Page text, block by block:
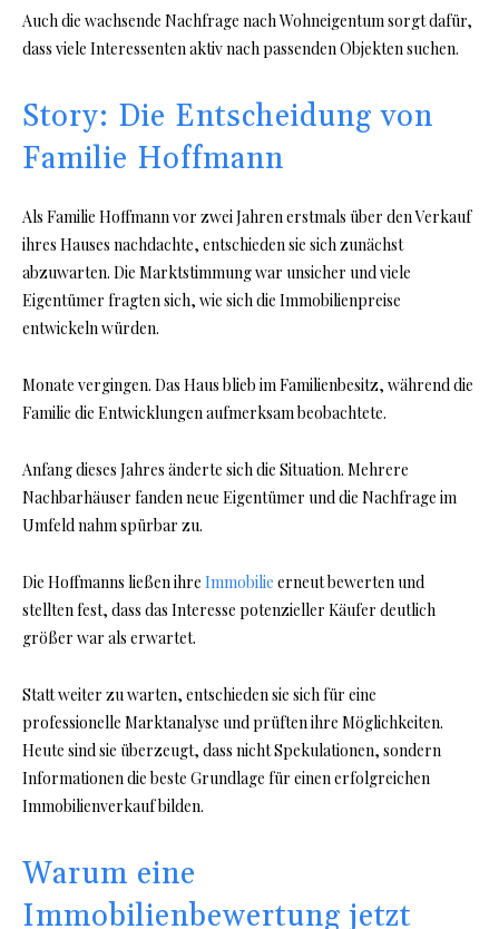
Auch die wachsende Nachfrage nach Wohneigentum sorgt dafür,
dass viele Interessenten aktiv nach passenden Objekten suchen.
Story: Die Entscheidung von
Familie Hoffmann
Als Familie Hoffmann vor zwei Jahren erstmals über den Verkauf
ihres Hauses nachdachte, entschieden sie sich zunächst
abzuwarten. Die Marktstimmung war unsicher und viele
Eigentümer fragten sich, wie sich die Immobilienpreise
entwickeln würden.
Monate vergingen. Das Haus blieb im Familienbesitz, während die
Familie die Entwicklungen aufmerksam beobachtete.
Anfang dieses Jahres änderte sich die Situation. Mehrere
Nachbarhäuser fanden neue Eigentümer und die Nachfrage im
Umfeld nahm spürbar zu.
Die Hoffmanns ließen ihre Immobilie erneut bewerten und
stellten fest, dass das Interesse potenzieller Käufer deutlich
größer war als erwartet.
Statt weiter zu warten, entschieden sie sich für eine
professionelle Marktanalyse und prüften ihre Möglichkeiten.
Heute sind sie überzeugt, dass nicht Spekulationen, sondern
Informationen die beste Grundlage für einen erfolgreichen
Immobilienverkauf bilden.
Warum eine
Immobilienbewertung jetzt